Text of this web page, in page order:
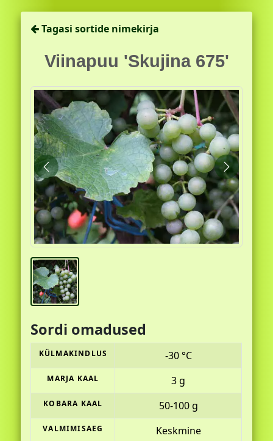
Tagasi sortide nimekirja
Viinapuu 'Skujina 675'
Eelmine Järgmine
Sordi omadused
KÜLMAKINDLUS -30 °C
MARJA KAAL 3 g
KOBARA KAAL 50-100 g
VALMIMISAEG Keskmine